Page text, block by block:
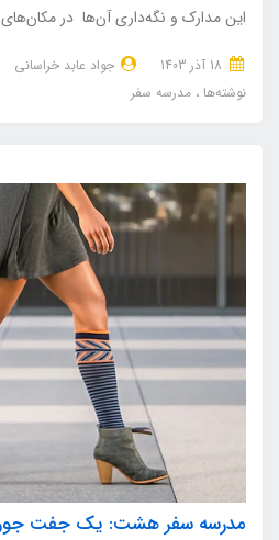
این مدارک و نگه‌داری آن‌ها در
جواد عابد خراسانی
نوشته‌ها
مدرسه سفر
مدرسه سفر هشت: یک جفت